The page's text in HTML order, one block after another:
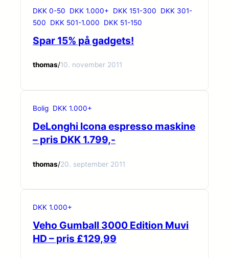
DKK 0-50 DKK 1.000+ DKK 151-300
DKK 301-
500
DKK 501-1.000 DKK 51-150
Spar 15% på gadgets!
thomas/10. november 2011
Bolig DKK 1.000+
DeLonghi Icona espresso maskine
– pris DKK 1.799,-
thomas/20. september 2011
DKK 1.000+
Veho Gumball 3000 Edition Muvi
HD – pris £129,99